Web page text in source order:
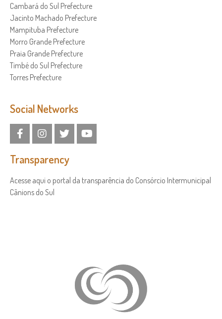
Cambará do Sul Prefecture
Jacinto Machado Prefecture
Mampituba Prefecture
Morro Grande Prefecture
Praia Grande Prefecture
Timbé do Sul Prefecture
Torres Prefecture
Social Networks
Transparency
Acesse aqui o portal da transparência do Consórcio Intermunicipal
Cânions do Sul